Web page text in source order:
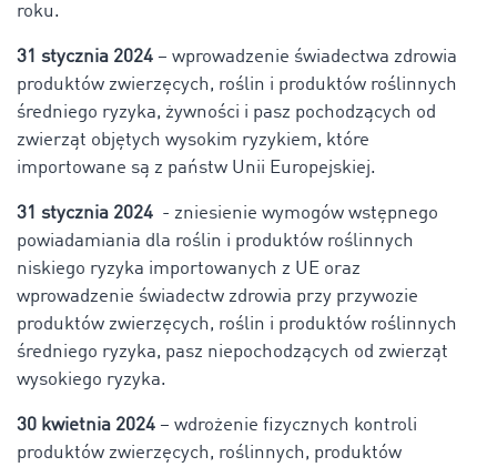
roku.
31 stycznia 2024 – wprowadzenie świadectwa zdrowia
produktów zwierzęcych, roślin i produktów roślinnych
średniego ryzyka, żywności i pasz pochodzących od
zwierząt objętych wysokim ryzykiem, które
importowane są z państw Unii Europejskiej.
31 stycznia 2024 - zniesienie wymogów wstępnego
powiadamiania dla roślin i produktów roślinnych
niskiego ryzyka importowanych z UE oraz
wprowadzenie świadectw zdrowia przy przywozie
produktów zwierzęcych, roślin i produktów roślinnych
średniego ryzyka, pasz niepochodzących od zwierząt
wysokiego ryzyka.
30 kwietnia 2024 – wdrożenie fizycznych kontroli
produktów zwierzęcych, roślinnych, produktów